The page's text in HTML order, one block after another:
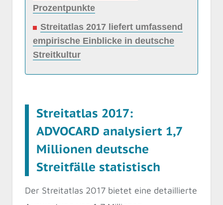
Prozentpunkte
Streitatlas 2017 liefert umfassend
empirische Einblicke in deutsche
Streitkultur
Streitatlas 2017:
ADVOCARD analysiert 1,7
Millionen deutsche
Streitfälle statistisch
Der Streitatlas 2017 bietet eine detaillierte